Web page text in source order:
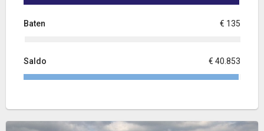
Baten € 135
Saldo € 40.853